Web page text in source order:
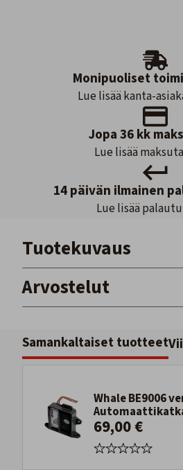
Monipuoliset
Lue lisää kanta-
Jopa 36 kk
Lue lisää
14 päivän ilmainen
Lue lisää
Tuotekuvaus
Arvostelut
Samankaltaiset tuotteet
Whale BE9006
69,00 €